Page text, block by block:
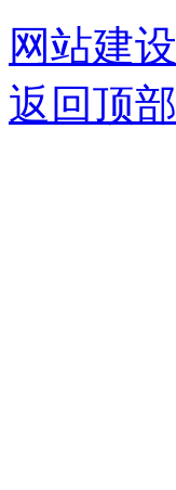
网站建设
返回顶部